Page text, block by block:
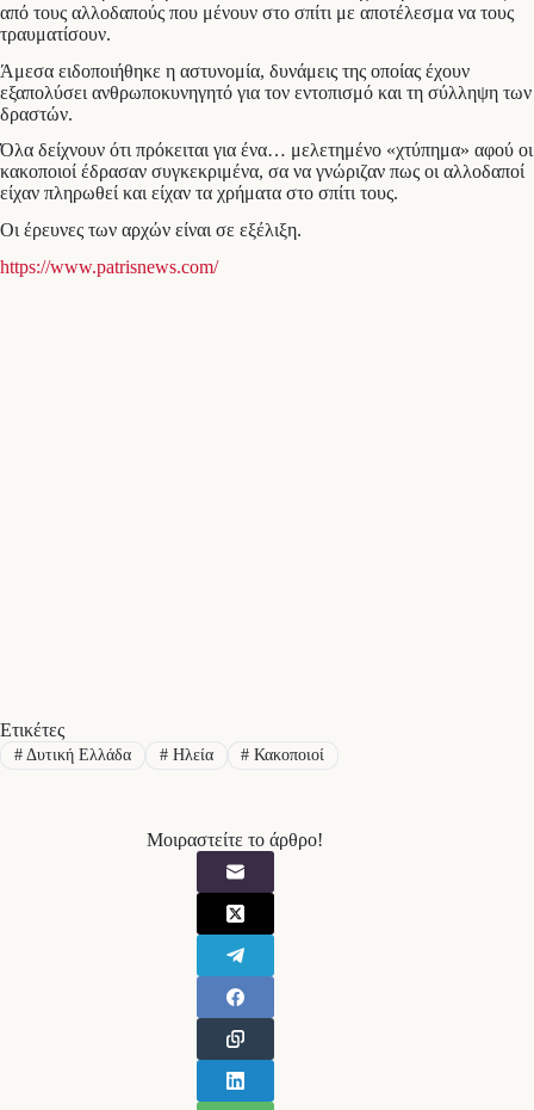
από τους αλλοδαπούς που μένουν στο σπίτι με αποτέλεσμα να τους
τραυματίσουν.
Άμεσα ειδοποιήθηκε η αστυνομία, δυνάμεις της οποίας έχουν
εξαπολύσει ανθρωποκυνηγητό για τον εντοπισμό και τη σύλληψη των
δραστών.
Όλα δείχνουν ότι πρόκειται για ένα… μελετημένο «χτύπημα» αφού οι
κακοποιοί έδρασαν συγκεκριμένα, σα να γνώριζαν πως οι αλλοδαποί
είχαν πληρωθεί και είχαν τα χρήματα στο σπίτι τους.
Οι έρευνες των αρχών είναι σε εξέλιξη.
https://www.patrisnews.com/
Ετικέτες
#Δυτική Ελλάδα #Ηλεία # Κακοποιοί
Μοιραστείτε το άρθρο!